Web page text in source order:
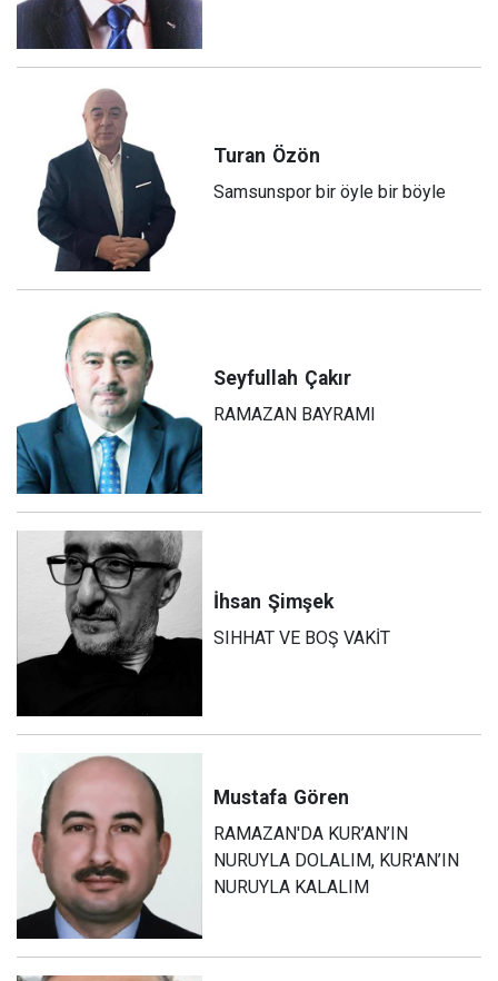
Turan Özön
Samsunspor bir öyle bir böyle
Seyfullah Çakır
RAMAZAN BAYRAMI
İhsan Şimşek
SIHHAT VE BOŞ VAKİT
Mustafa Gören
RAMAZAN'DA KUR’AN’IN
NURUYLA DOLALIM, KUR'AN’IN
NURUYLA KALALIM